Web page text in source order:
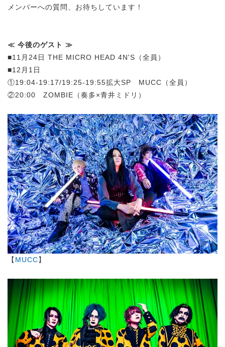
メンバーへの質問、お待ちしています！
≪ 今後のゲスト ≫
■11月24日 THE MICRO HEAD 4N'S（全員）
■12月1日
①19:04-19:17/19:25-19:55拡大SP MUCC（全員）
②20:00 ZOMBIE（奏多×青井ミドリ）
【 MUCC】